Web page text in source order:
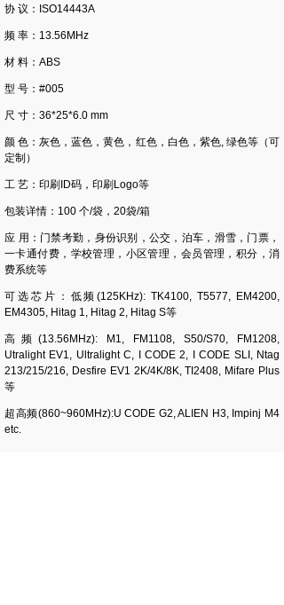
协 议：ISO14443A
频 率：13.56MHz
材 料：ABS
型 号：#005
尺 寸：36*25*6.0 mm
颜 色：灰色，蓝色，黄色，红色，白色，紫色, 绿色等（可
定制）
工 艺：印刷ID码，印刷Logo等
包装详情：100 个/袋，20袋/箱
应 用：门禁考勤，身份识别，公交，泊车，滑雪，门票，
一卡通付费，学校管理，小区管理，会员管理，积分，消
费系统等
可选芯片：低频(125KHz): TK4100, T5577, EM4200,
EM4305, Hitag 1, Hitag 2, Hitag S等
高频(13.56MHz): M1, FM1108, S50/S70, FM1208,
Utralight EV1, Ultralight C, I CODE 2, I CODE SLI, Ntag
213/215/216, Desfire EV1 2K/4K/8K, TI2408, Mifare Plus
等
超高频(860~960MHz):U CODE G2, ALIEN H3, Impinj M4
etc.